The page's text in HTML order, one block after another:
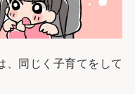
、同じく子育てをして